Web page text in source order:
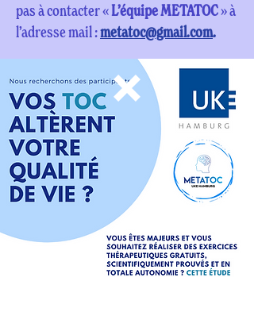
pas à contacter «L’équipe METATOC» à
l’adresse mail :metatoc@gmail.com.